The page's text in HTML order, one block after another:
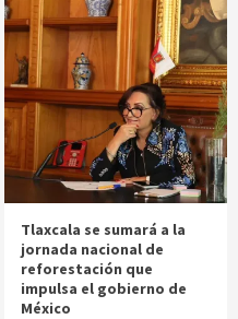
Tlaxcala se sumará a la
jornada nacional de
reforestación que
impulsa el gobierno de
México